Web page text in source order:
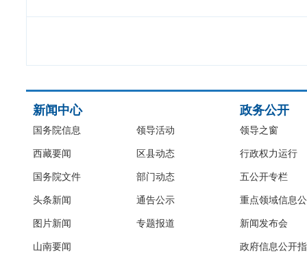
新闻中心
国务院信息
西藏要闻
国务院文件
头条新闻
图片新闻
山南要闻
领导活动
区县动态
部门动态
通告公示
专题报道
政务公开
领导之窗
行政权力运行
五公开专栏
重点领域信息
新闻发布会
政府信息公开